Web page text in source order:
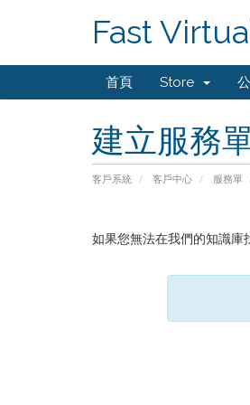
Fast
首頁 Store
建立服務
客戶系統 客戶中心 服務單
如果您無法在我們的知識庫